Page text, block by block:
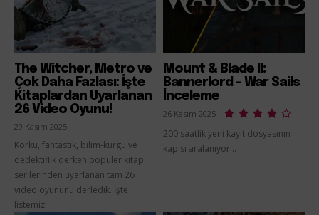
The Witcher, Metro ve
Çok Daha Fazlası: İşte
Kitaplardan Uyarlanan
26 Video Oyunu!
29 Kasım 2025
Korku, fantastik, bilim-kurgu ve
dedektiflik derken popüler kitap
serilerinden uyarlanan tam 26
video oyununu derledik. İşte
listemiz!
Mount & Blade II:
Bannerlord – War Sails
İnceleme
26 Kasım 2025
200 saatlik yeni kayıt dosyasının
kapısı aralanıyor...